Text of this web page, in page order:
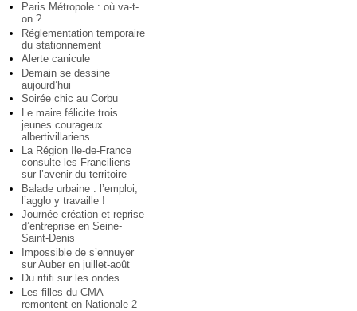
Paris Métropole : où va-t-
on ?
Réglementation temporaire
du stationnement
Alerte canicule
Demain se dessine
aujourd’hui
Soirée chic au Corbu
Le maire félicite trois
jeunes courageux
albertivillariens
La Région Ile-de-France
consulte les Franciliens
sur l’avenir du territoire
Balade urbaine : l’emploi,
l’agglo y travaille !
Journée création et reprise
d’entreprise en Seine-
Saint-Denis
Impossible de s’ennuyer
sur Auber en juillet-août
Du rififi sur les ondes
Les filles du CMA
remontent en Nationale 2